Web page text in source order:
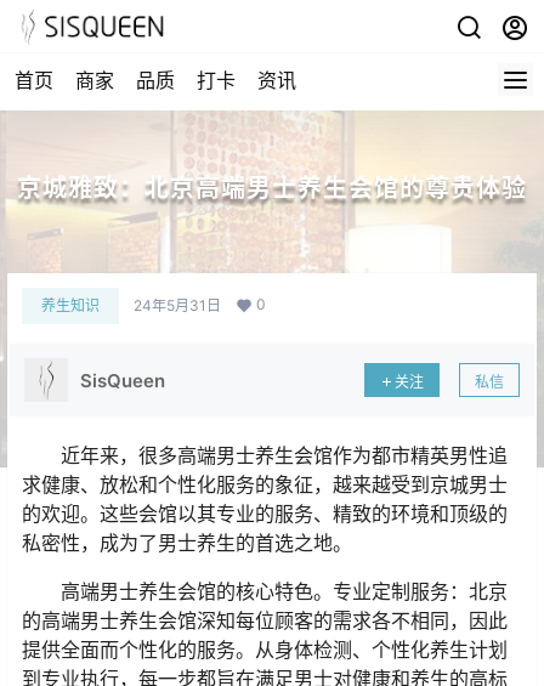
首页 商家 品质 打卡 资讯
京城雅致：北京高端男士养生会馆的尊贵体验
养生知识 24年5月31日 0
SisQueen 关注 私信
近年来，很多高端男士养生会馆作为都市精英男性追
求健康、放松和个性化服务的象征，越来越受到京城男士
的欢迎。这些会馆以其专业的服务、精致的环境和顶级的
私密性，成为了男士养生的首选之地。
高端男士养生会馆的核心特色。专业定制服务：北京
的高端男士养生会馆深知每位顾客的需求各不相同，因此
提供全面而个性化的服务。从身体检测、个性化养生计划
到专业执行，每一步都旨在满足男士对健康和养生的高标